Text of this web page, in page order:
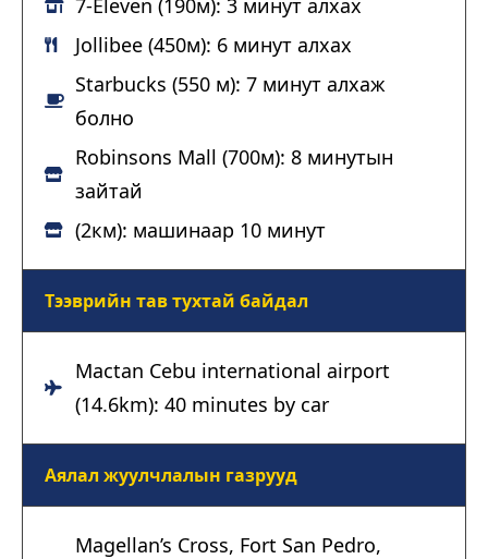
Jollibee (450м): 6 минут алхах
Starbucks (550 м): 7 минут алхаж
болно
Robinsons Mall (700м): 8 минутын
зайтай
(2км): машинаар 10 минут
Тээврийн тав тухтай байдал
Mactan Cebu international airport
(14.6km): 40 minutes by car
Аялал жуулчлалын газрууд
Magellan’s Cross, Fort San Pedro,